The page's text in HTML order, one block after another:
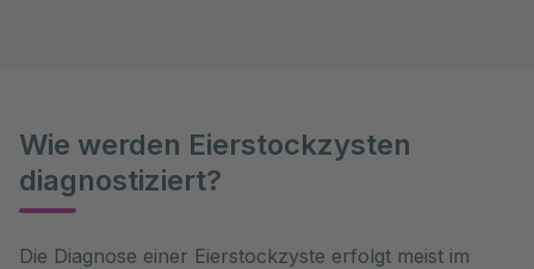
Wie werden Eierstockzysten
diagnostiziert?
Die Diagnose einer Eierstockzyste erfolgt meist im